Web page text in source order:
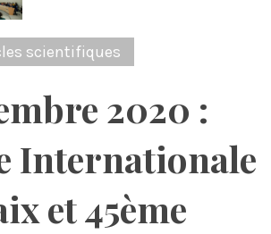
scientifiques
2020 :
Internationale
et 45ème